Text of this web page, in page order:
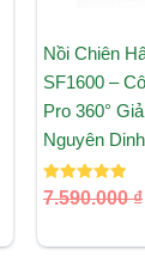
Nồi Chiên
SF1600 –
Pro 360°
Nguyên
Được xếp
hạng
7.590.000₫